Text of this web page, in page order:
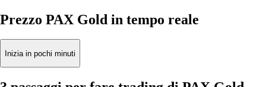
Prezzo PAX Gold in tempo reale
Inizia in pochi minuti